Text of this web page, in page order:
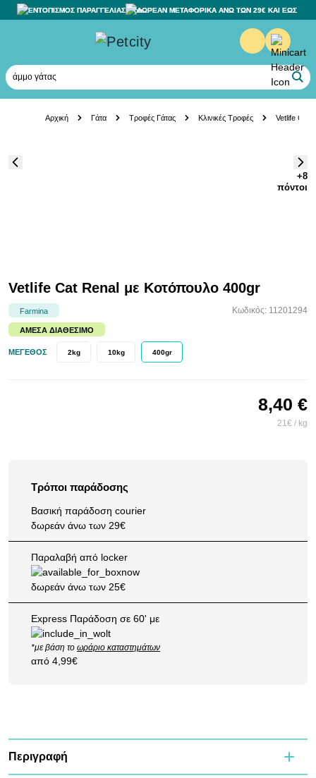
ΕΝΤΟΠΙΣΜΟΣ ΠΑΡΑΓΓΕΛΙΑΣ ΔΩΡΕΑΝ ΜΕΤΑΦΟΡΙΚΑ ΑΝΩ ΤΩΝ 29€ ΚΑΙ ΕΩΣ
άμμο γάτας
Αρχική Γάτα Τροφές Γάτας Κλινικές Τροφές Vetlife Cat
+8
πόντοι
Vetlife Cat Renal με Κοτόπουλο 400gr
Farmina Κωδικός: 11201294
ΆΜΕΣΑ ΔΙΑΘΈΣΙΜΟ
ΜΈΓΕΘΟΣ 2kg 10kg 400gr
8,40 €
21€ / kg
Τρόποι παράδοσης
Βασική παράδοση courier
δωρεάν άνω των 29€
Παραλαβή από locker
δωρεάν άνω των 25€
Express Παράδοση σε 60' με
*με βάση το ωράριο καταστημάτων
από 4,99€
Περιγραφή